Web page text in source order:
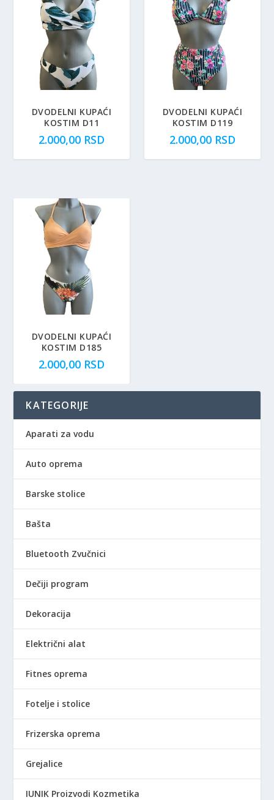
DVODELNI KUPAĆI
KOSTIM D11
2.000,00 RSD
DVODELNI KUPAĆI
KOSTIM D119
2.000,00 RSD
DVODELNI KUPAĆI
KOSTIM D185
2.000,00 RSD
KATEGORIJE
Aparati za vodu
Auto oprema
Barske stolice
Bašta
Bluetooth Zvučnici
Dečiji program
Dekoracija
Električni alat
Fitnes oprema
Fotelje i stolice
Frizerska oprema
Grejalice
IUNIK Proizvodi Kozmetika